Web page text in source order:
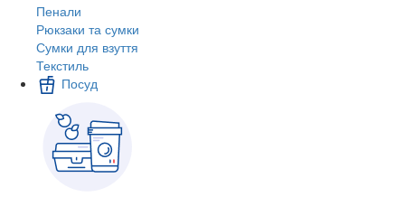
Пенали
Рюкзаки та сумки
Сумки для взуття
Текстиль
Посуд